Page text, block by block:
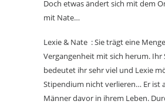
Doch etwas ändert sich mit dem
mit Nate…
Lexie & Nate : Sie trägt eine
Vergangenheit mit sich herum. Ihr
bedeutet ihr sehr viel und Lexie
Stipendium nicht verlieren… Er ist
Männer davor in ihrem Leben.